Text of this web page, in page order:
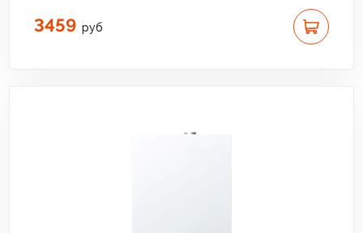
3459 руб